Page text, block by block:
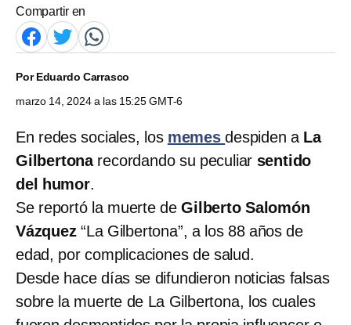
Compartir en
PorEduardo Carrasco
marzo 14, 2024 a las 15:25 GMT-6
En redes sociales, los memesdespiden a La
Gilbertonarecordando su peculiar sentido
del humor.
Se reportó la muerte deGilberto Salomón
Vázquez“La Gilbertona”, a los 88 años de
edad, por complicaciones de salud.
Desde hace días se difundieron noticias falsas
sobre la muerte de La Gilbertona, los cuales